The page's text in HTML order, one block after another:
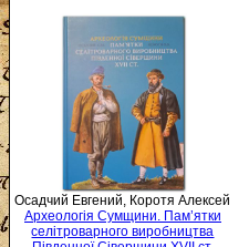
Осадчий Евгений, Коротя Алексей
Археологія Сумщини. Пам’ятки
селітроварного виробництва